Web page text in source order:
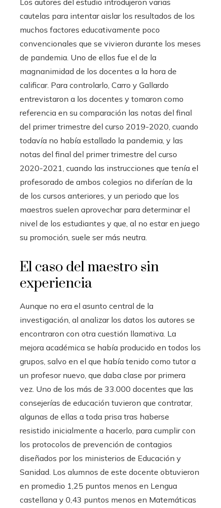
Los autores del estudio introdujeron varias
cautelas para intentar aislar los resultados de los
muchos factores educativamente poco
convencionales que se vivieron durante los meses
de pandemia. Uno de ellos fue el de la
magnanimidad de los docentes a la hora de
calificar. Para controlarlo, Carro y Gallardo
entrevistaron a los docentes y tomaron como
referencia en su comparación las notas del final
del primer trimestre del curso 2019-2020, cuando
todavía no había estallado la pandemia, y las
notas del final del primer trimestre del curso
2020-2021, cuando las instrucciones que tenía el
profesorado de ambos colegios no diferían de la
de los cursos anteriores, y un periodo que los
maestros suelen aprovechar para determinar el
nivel de los estudiantes y que, al no estar en juego
su promoción, suele ser más neutra.
El caso del maestro sin
experiencia
Aunque no era el asunto central de la
investigación, al analizar los datos los autores se
encontraron con otra cuestión llamativa. La
mejora académica se había producido en todos los
grupos, salvo en el que había tenido como tutor a
un profesor nuevo, que daba clase por primera
vez. Uno de los más de 33.000 docentes que las
consejerías de educación tuvieron que contratar,
algunas de ellas a toda prisa tras haberse
resistido inicialmente a hacerlo, para cumplir con
los protocolos de prevención de contagios
diseñados por los ministerios de Educación y
Sanidad. Los alumnos de este docente obtuvieron
en promedio 1,25 puntos menos en Lengua
castellana y 0,43 puntos menos en Matemáticas